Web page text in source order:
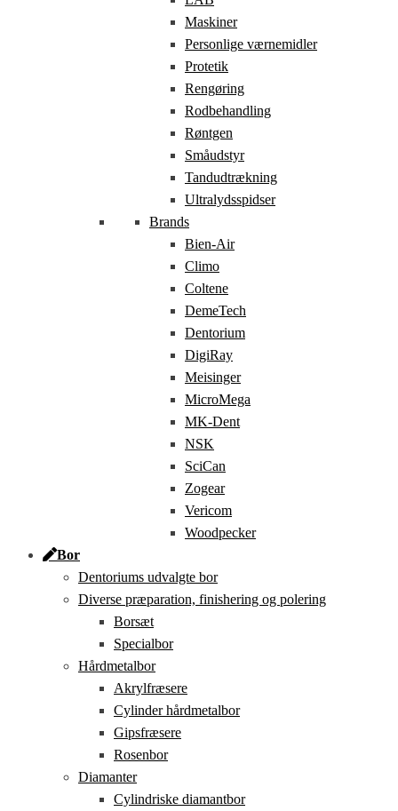
Maskiner
Personlige værnemidler
Protetik
Rengøring
Rodbehandling
Røntgen
Småudstyr
Tandudtrækning
Ultralydsspidser
Brands
Bien-Air
Climo
Coltene
DemeTech
Dentorium
DigiRay
Meisinger
MicroMega
MK-Dent
NSK
SciCan
Zogear
Vericom
Woodpecker
Bor
Dentoriums udvalgte bor
Diverse præparation, finishering og polering
Borsæt
Specialbor
Hårdmetalbor
Akrylfræsere
Cylinder hårdmetalbor
Gipsfræsere
Rosenbor
Diamanter
Cylindriske diamantbor